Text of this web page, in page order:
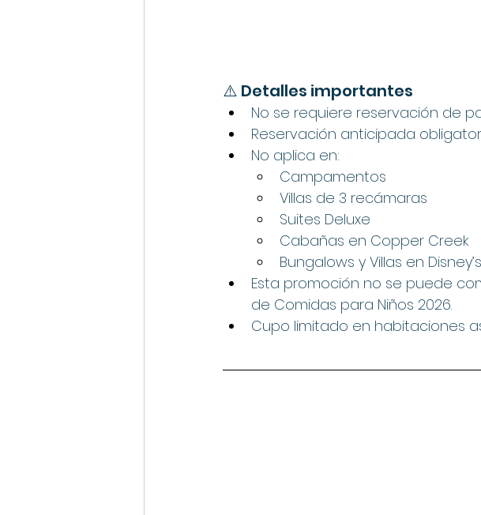
⚠️ Detalles importantes
No se requiere reservación de
Reservación anticipada
No aplica en:
Campamentos
Villas de 3 recámaras
Suites Deluxe
Cabañas en Copper Creek
Bungalows y Villas en
Esta promoción no se puede
de Comidas para Niños 2026.
Cupo limitado en habitaciones